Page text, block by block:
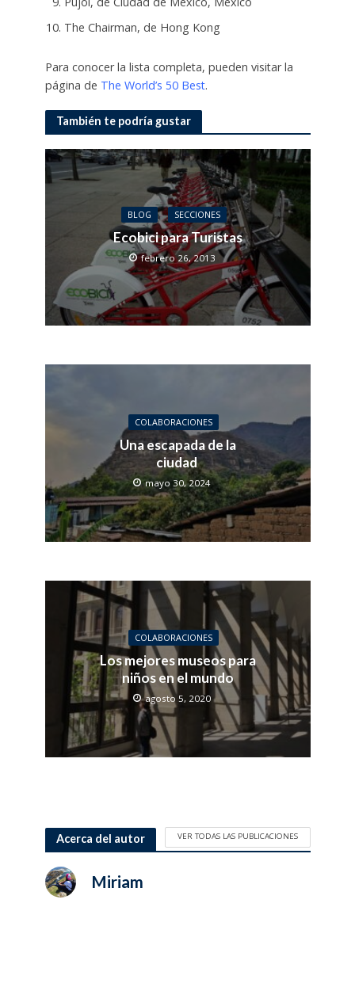
The Chairman, de Hong Kong
Para conocer la lista completa, pueden visitar la
página de The World’s 50 Best.
También te podría gustar
BLOG SECCIONES
Ecobici para Turistas
febrero 26, 2013
COLABORACIONES
Una escapada de la
ciudad
mayo 30, 2024
COLABORACIONES
Los mejores museos para
niños en el mundo
agosto 5, 2020
Acerca del autor VER TODAS LAS PUBLICACIONES
Miriam